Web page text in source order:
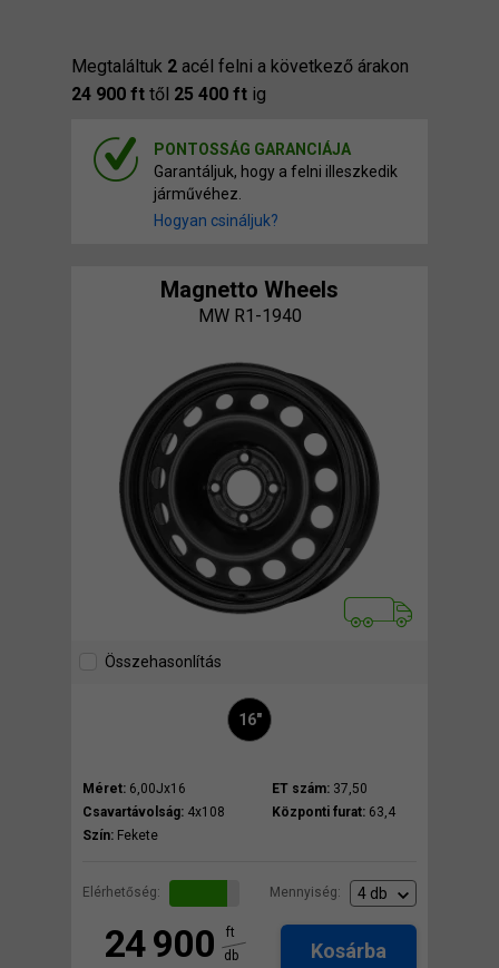
Megtaláltuk 2 acél felni a következő árakon
24 900 ft től 25 400 ft ig
PONTOSSÁG GARANCIÁJA
Garantáljuk, hogy a felni illeszkedik
járművéhez.
Hogyan csináljuk?
Magnetto Wheels
MW R1-1940
Összehasonlítás
16"
Méret: 6,00Jx16 ET szám: 37,50
Csavartávolság: 4x108 Központi furat: 63,4
Szín: Fekete
Elérhetőség: Mennyiség:
24 900
ft
db
Kosárba